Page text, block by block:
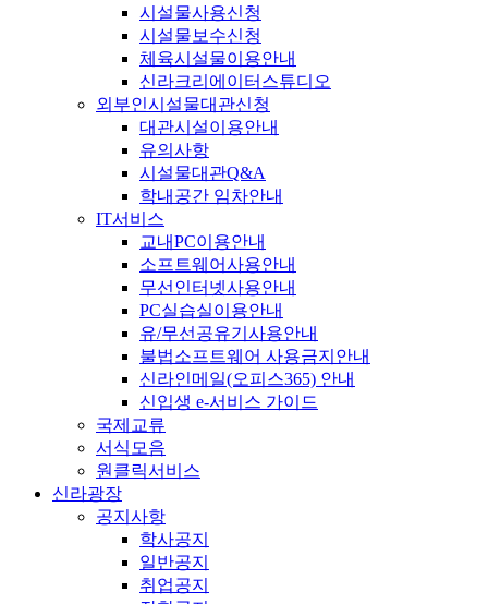
시설물사용신청
시설물보수신청
체육시설물이용안내
신라크리에이터스튜디오
외부인시설물대관신청
대관시설이용안내
유의사항
시설물대관Q&A
학내공간 임차안내
IT서비스
교내PC이용안내
소프트웨어사용안내
무선인터넷사용안내
PC실습실이용안내
유/무선공유기사용안내
불법소프트웨어 사용금지안내
신라인메일(오피스365) 안내
신입생 e-서비스 가이드
국제교류
서식모음
원클릭서비스
신라광장
공지사항
학사공지
일반공지
취업공지